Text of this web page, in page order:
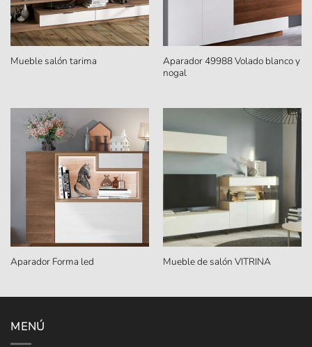
Mueble salón tarima
Aparador 49988 Volado blanco y
nogal
Aparador Forma led Mueble de salón VITRINA
MENÚ